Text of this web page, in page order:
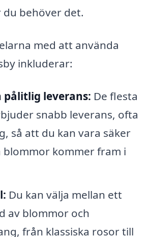
behöver det.
med att använda
inkluderar:
pålitlig leverans: De flesta
snabb leverans, ofta
så att du kan vara säker
blommor kommer fram i
Du kan välja mellan ett
av blommor och
från klassiska rosor till